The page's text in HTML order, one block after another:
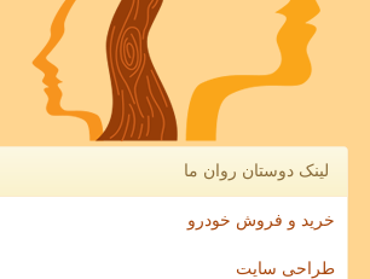
لینک دوستان روان ما
خرید و فروش خودرو
طراحی سایت